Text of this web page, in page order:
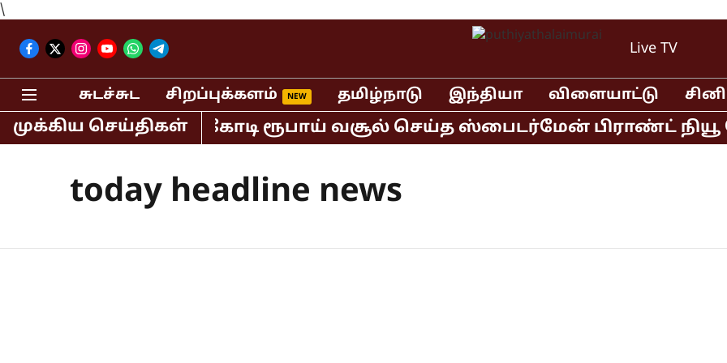
\
Live TV
சுடச்சுட சிறப்புக்களம் தமிழ்நாடு இந்தியா விளையாட்டு
முக்கிய செய்திகள்
மட்டும் 400 கோடி ரூபாய் வசூல் செய்த ஸ்பைடர்மேன் பிராண்ட் நியூ
today headline news